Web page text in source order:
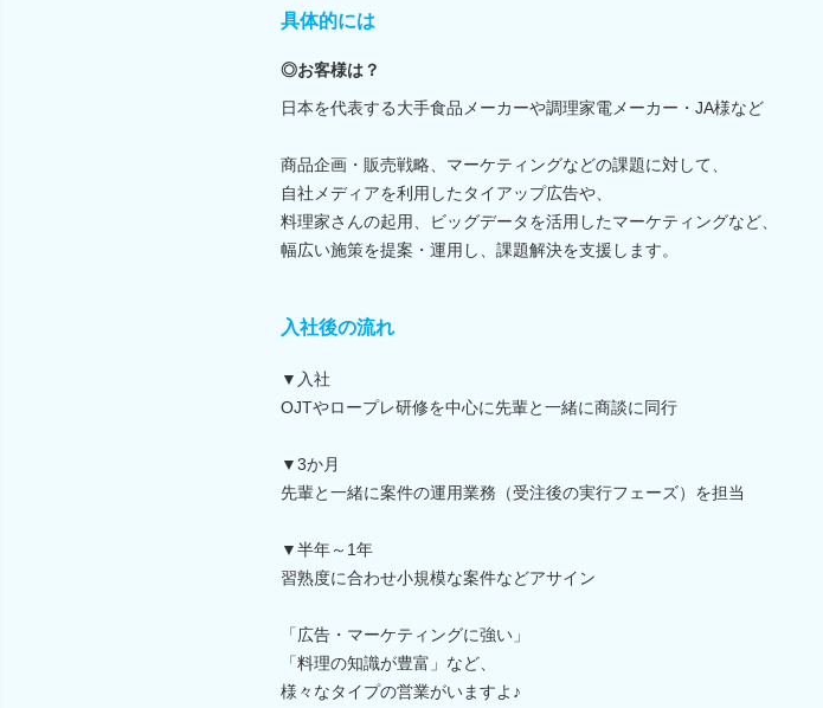
具体的には
◎お客様は？
日本を代表する大手食品メーカーや調理家電メーカー・JA様など
商品企画・販売戦略、マーケティングなどの課題に対して、
自社メディアを利用したタイアップ広告や、
料理家さんの起用、ビッグデータを活用したマーケティングなど、
幅広い施策を提案・運用し、課題解決を支援します。
入社後の流れ
▼入社
OJTやロープレ研修を中心に先輩と一緒に商談に同行
▼3か月
先輩と一緒に案件の運用業務（受注後の実行フェーズ）を担当
▼半年～1年
習熟度に合わせ小規模な案件などアサイン
「広告・マーケティングに強い」
「料理の知識が豊富」など、
様々なタイプの営業がいますよ♪